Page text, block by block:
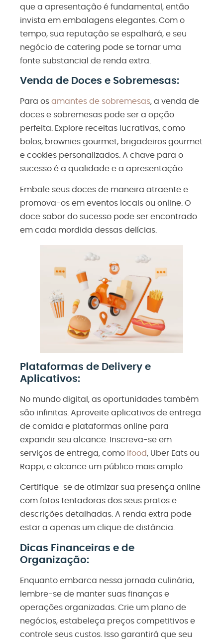
que a apresentação é fundamental, então
invista em embalagens elegantes. Com o
tempo, sua reputação se espalhará, e seu
negócio de catering pode se tornar uma
fonte substancial de renda extra.
Venda de Doces e Sobremesas:
Para os amantes de sobremesas, a venda de
doces e sobremesas pode ser a opção
perfeita. Explore receitas lucrativas, como
bolos, brownies gourmet, brigadeiros gourmet
e cookies personalizados. A chave para o
sucesso é a qualidade e a apresentação.
Embale seus doces de maneira atraente e
promova-os em eventos locais ou online. O
doce sabor do sucesso pode ser encontrado
em cada mordida dessas delícias.
Plataformas de Delivery e
Aplicativos:
No mundo digital, as oportunidades também
são infinitas. Aproveite aplicativos de entrega
de comida e plataformas online para
expandir seu alcance. Inscreva-se em
serviços de entrega, como Ifood , Uber Eats ou
Rappi, e alcance um público mais amplo.
Certifique-se de otimizar sua presença online
com fotos tentadoras dos seus pratos e
descrições detalhadas. A renda extra pode
estar a apenas um clique de distância.
Dicas Financeiras e de
Organização:
Enquanto embarca nessa jornada culinária,
lembre-se de manter suas finanças e
operações organizadas. Crie um plano de
negócios, estabeleça preços competitivos e
controle seus custos. Isso garantirá que seu